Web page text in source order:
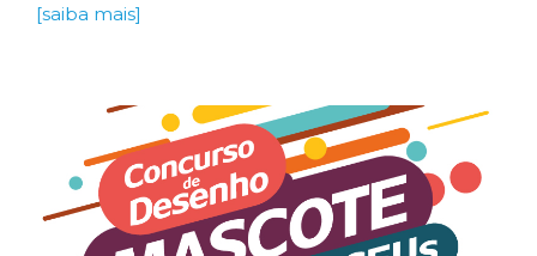
[saiba mais]